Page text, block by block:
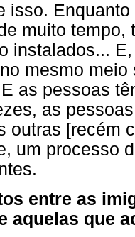
isso.
muito tempo,
instalados...
mesmo
as pessoas
as
outras [recém
um processo
entre as
aquelas que